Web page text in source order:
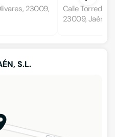
23009,
Calle
23009, Jaén,
S.L.